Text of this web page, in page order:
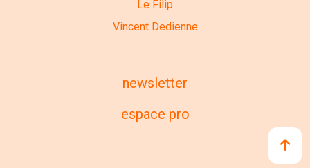
Le Filip
Vincent Dedienne
newsletter
espace pro